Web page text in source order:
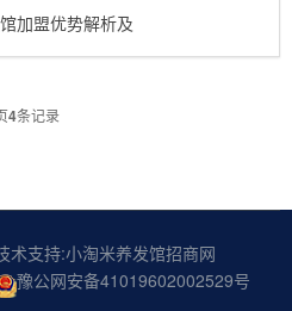
加盟优势解析及
4条记录
术支持:小淘米养发馆招商网
豫公网安备41019602002529号